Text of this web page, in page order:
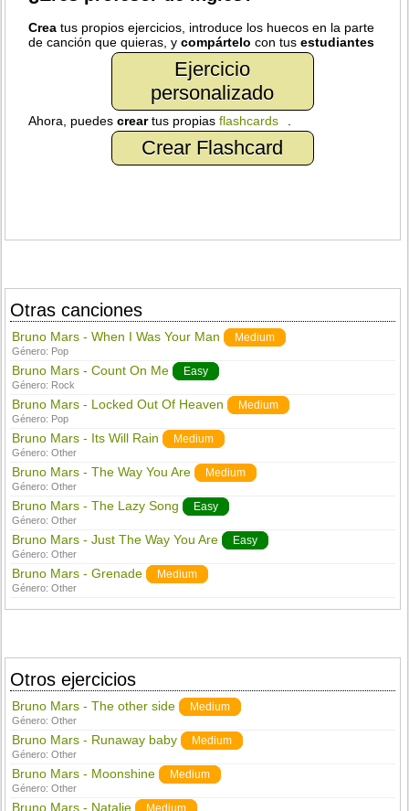
Crea tus propios ejercicios, introduce los huecos en la parte
de canción que quieras, ycompártelo con tusestudiantes
Ejercicio
personalizado
Ahora, puedescreartus propiasflashcards
Crear Flashcard
Otras canciones
Bruno Mars - When I Was Your Man Medium
Género: Pop
Bruno Mars - Count On Me Easy
Género: Rock
Bruno Mars - Locked Out Of Heaven Medium
Género: Pop
Bruno Mars - Its Will Rain Medium
Género:Other
Bruno Mars - The Way You Are Medium
Género:Other
Bruno Mars - The Lazy Song Easy
Género:Other
Bruno Mars - Just The Way You Are Easy
Género:Other
Bruno Mars - Grenade Medium
Género:Other
Otros ejercicios
Bruno Mars - The other side Medium
Género:Other
Bruno Mars - Runaway baby Medium
Género:Other
Bruno Mars - Moonshine Medium
Género:Other
Bruno Mars - Natalie Medium